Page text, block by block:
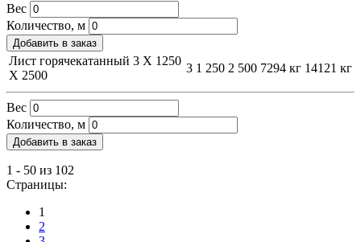
Вес
Количество, м
Добавить в заказ
Лист горячекатанный 3 Х 1250
Х 2500
3 1 250 2 500 7294 кг 14121 кг
Вес
Количество, м
Добавить в заказ
1 - 50 из 102
Страницы:
1
2